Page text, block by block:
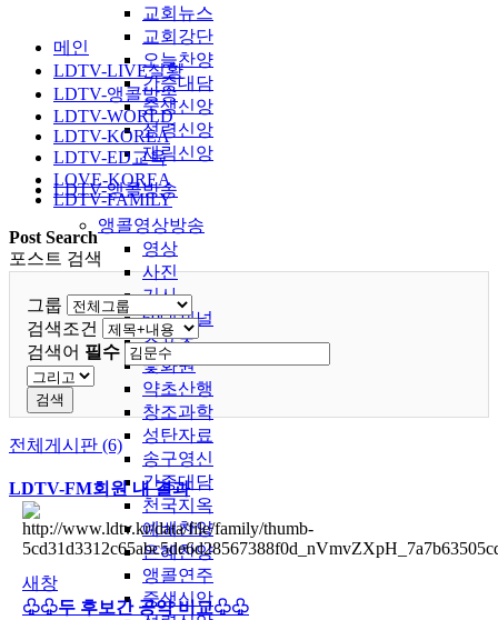
교회뉴스
교회강단
오늘찬양
간증대담
중생신앙
성령신앙
재림신앙
LDTV-앵콜방송
앵콜영상방송
영상
사진
기사
60대채널
스포츠
꽃화원
약초산행
창조과학
성탄자료
송구영신
간증대담
천국지옥
예배찬양
은혜찬양
앵콜연주
중생신앙
메인
LDTV-LIVE실황
LDTV-앵콜방송
LDTV-WORLD
LDTV-KOREA
LDTV-ED교육
LOVE-KOREA
LDTV-FAMILY
Post Search
포스트 검색
그룹
검색조건
검색어 필수
검색
전체게시판 (6)
LDTV-FM회원 내 결과
새창
♧♧두 후보간 공약 비교♧♧